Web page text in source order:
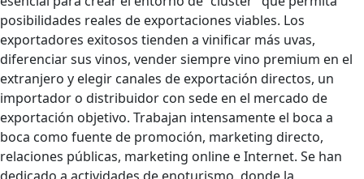
posibilidades reales de exportaciones viables. Los
exportadores exitosos tienden a vinificar más uvas,
diferenciar sus vinos, vender siempre vino premium en el
extranjero y elegir canales de exportación directos, un
importador o distribuidor con sede en el mercado de
exportación objetivo. Trabajan intensamente el boca a
boca como fuente de promoción, marketing directo,
relaciones públicas, marketing online e Internet. Se han